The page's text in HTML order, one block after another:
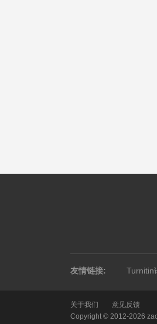
友情链接: Turnitin
关于我们
意见反馈
Copyright © 2012-2026